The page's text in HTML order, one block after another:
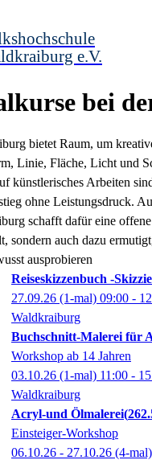
e.V.
bei
bietet Raum, um
Linie, Fläche, Licht und
künstlerisches Arbeiten
ohne Leistungsdruck.
schafft dafür eine
sondern auch dazu
ausprobieren
Reiseskizzenbuch -
27.09.26 (1-mal) 09:00 -
Waldkraiburg
Buchschnitt-Malerei für
Workshop ab 14 Jahren
03.10.26 (1-mal) 11:00 -
Waldkraiburg
Acryl-und Ölmalerei
Einsteiger-Workshop
06.10.26 - 27.10.26 (4-mal)